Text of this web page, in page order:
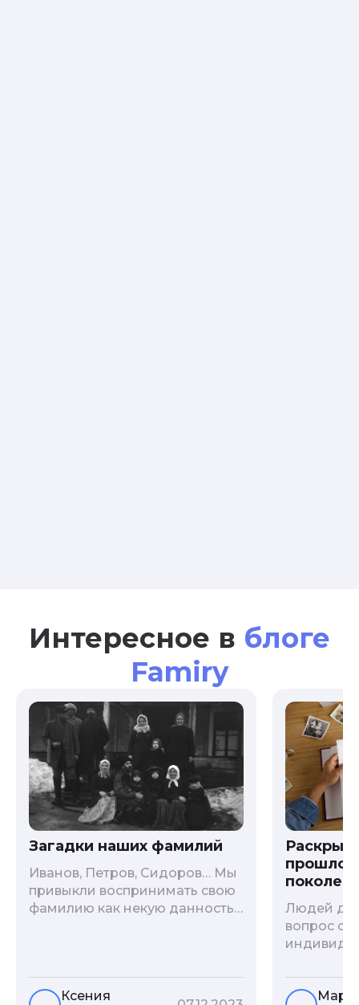
Интересное в блоге
Famiry
Загадки наших фамилий
Иванов, Петров, Сидоров… Мы
привыкли воспринимать свою
фамилию как некую данность,
порой неблагозвучной или,
наоборот, «дворянской»
Ксения
Людей
вопрос о
больше -
и